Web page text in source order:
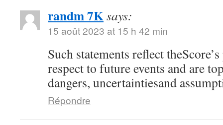
randm 7Ksays:
15 août 2023 at 15 h 42 min
Such statements reflect
respect to future events and are
dangers, uncertaintiesand
Répondre